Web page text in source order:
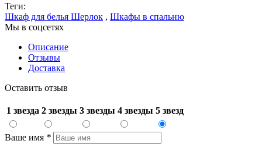
Теги:
Шкаф для белья Шерлок , Шкафы в спальню
Мы в соцсетях
Описание
Отзывы
Доставка
Оставить отзыв
1 звезда 2 звезды 3 звезды 4 звезды 5 звезд
Ваше имя *